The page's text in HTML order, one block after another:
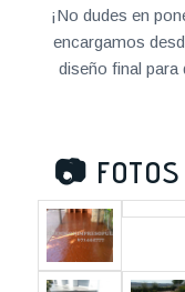
¡No dudes en
encargamos
diseño final para
📷